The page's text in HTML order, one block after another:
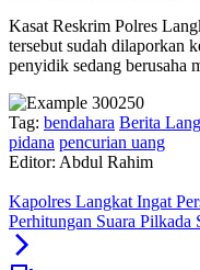
Kasat Reskrim Polres
tersebut sudah dilaporkan
penyidik sedang berusaha
Tag: bendahara Berita
pidana pencurian uang
Editor: Abdul Rahim
Kapolres Langkat Ingat
Perhitungan Suara Pilkada